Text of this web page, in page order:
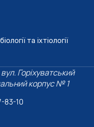
та іхтіології
Горіхуватський
корпус № 1
83-10